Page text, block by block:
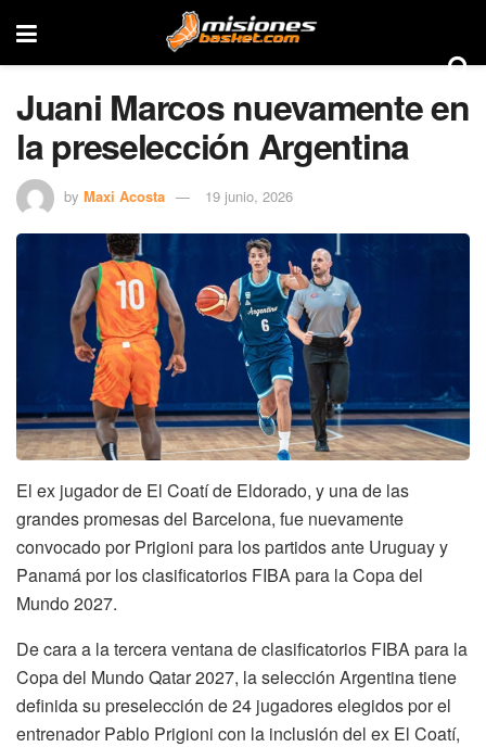
Juani Marcos nuevamente en
la preselección Argentina
by Maxi Acosta 19 junio, 2026
El ex jugador de El Coatí de Eldorado, y una de las
grandes promesas del Barcelona, fue nuevamente
convocado por Prigioni para los partidos ante Uruguay y
Panamá por los clasificatorios FIBA para la Copa del
Mundo 2027.
De cara a la tercera ventana de clasificatorios FIBA para la
Copa del Mundo Qatar 2027, la selección Argentina tiene
definida su preselección de 24 jugadores elegidos por el
entrenador Pablo Prigioni con la inclusión del ex El Coatí,